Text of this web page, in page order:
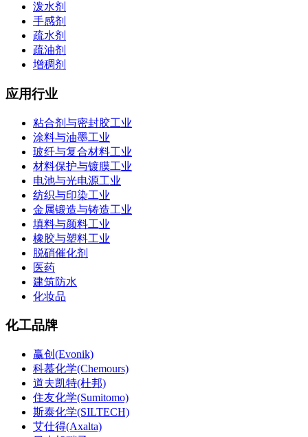
泼水剂
手感剂
疏水剂
疏油剂
增稠剂
应用行业
粘合剂与密封胶工业
涂料与油墨工业
玻纤与复合材料工业
材料保护与镀膜工业
电池与光电源工业
纺织与印染工业
金属锻造与铸造工业
填料与颜料工业
橡胶与塑料工业
脱硝催化剂
医药
建筑防水
化妆品
化工品牌
赢创(Evonik)
科慕化学(Chemours)
道夫凯特(杜邦)
住友化学(Sumitomo)
斯泰化学(SILTECH)
艾仕得(Axalta)